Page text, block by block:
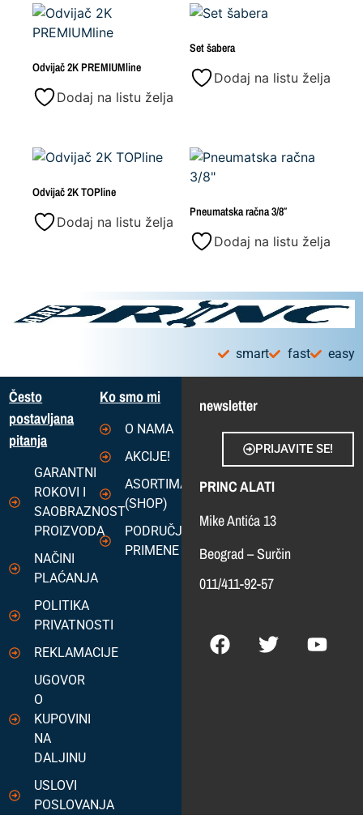
Odvijač 2K PREMIUMline
Dodaj na listu želja
Set šabera
Dodaj na listu želja
Odvijač 2K TOPline
Dodaj na listu želja
Pneumatska račna 3/8″
Dodaj na listu želja
smart fast easy
Često
postavljana
pitanja
GARANTNI
ROKOVI I
SAOBRAZNOST
PROIZVODA
NAČINI
PLAĆANJA
POLITIKA
PRIVATNOSTI
REKLAMACIJE
UGOVOR
O
KUPOVINI
NA
DALJINU
USLOVI
POSLOVANJA
Ko smo mi
O NAMA
AKCIJE!
ASORTIMAN
(SHOP)
PODRUČJA
PRIMENE
newsletter
PRIJAVITE SE!
PRINC ALATI
Mike Antića 13
Beograd – Surčin
011/411-92-57